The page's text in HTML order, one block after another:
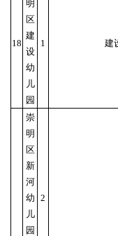
18
明
区
建
设
幼
儿
园
1 建
崇
明
区
新
河
幼
儿
园
2